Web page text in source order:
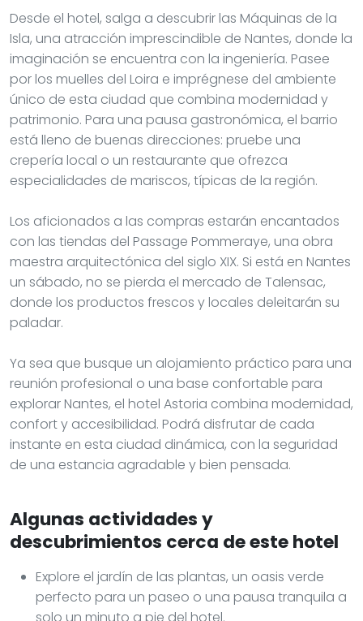
Desde el hotel, salga a descubrir las Máquinas de la
Isla, una atracción imprescindible de Nantes, donde la
imaginación se encuentra con la ingeniería. Pasee
por los muelles del Loira e imprégnese del ambiente
único de esta ciudad que combina modernidad y
patrimonio. Para una pausa gastronómica, el barrio
está lleno de buenas direcciones: pruebe una
crepería local o un restaurante que ofrezca
especialidades de mariscos, típicas de la región.
Los aficionados a las compras estarán encantados
con las tiendas del Passage Pommeraye, una obra
maestra arquitectónica del siglo XIX. Si está en Nantes
un sábado, no se pierda el mercado de Talensac,
donde los productos frescos y locales deleitarán su
paladar.
Ya sea que busque un alojamiento práctico para una
reunión profesional o una base confortable para
explorar Nantes, el hotel Astoria combina modernidad,
confort y accesibilidad. Podrá disfrutar de cada
instante en esta ciudad dinámica, con la seguridad
de una estancia agradable y bien pensada.
Algunas actividades y
descubrimientos cerca de este hotel
Explore el jardín de las plantas, un oasis verde
perfecto para un paseo o una pausa tranquila a
solo un minuto a pie del hotel.